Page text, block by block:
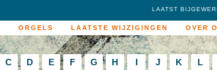
ORGELS LAATSTE WIJZIGINGEN OVER
LAATST
C D E F G H I J K L